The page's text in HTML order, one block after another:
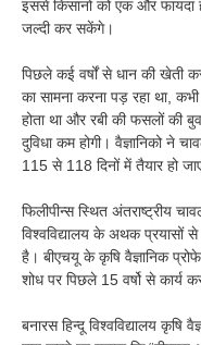
इससे किसानो को एक और
जल्दी कर सकेंगे।
पिछले कई वर्षों से धान की खेती
का सामना करना पड़ रहा था,
होता था और रबी की फसलों की
दुविधा कम होगी। वैज्ञानिको ने
115 से 118 दिनों में तैयार हो
फिलीपीन्स स्थित अंतराष्ट्रीय
विश्वविद्यालय के अथक प्रयासों
है। बीएचयू के कृषि वैज्ञानिक
शोध पर पिछले 15 वर्षो से कार्य
बनारस हिन्दू विश्वविद्यालय कृषि